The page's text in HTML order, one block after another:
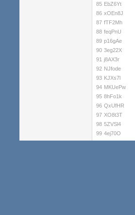
85 EbZ6Yt
86 xOEn8J
87 fTF2Mh
88 feqPnU
89 p16gAe
90 3eg22X
91 j8AX3r
92 NJfode
93 KJXs7l
94 MKUePw
95 8hFo1k
96 QxUfHR
97 XO8t3T
98 5ZVSl4
99 4ej70O